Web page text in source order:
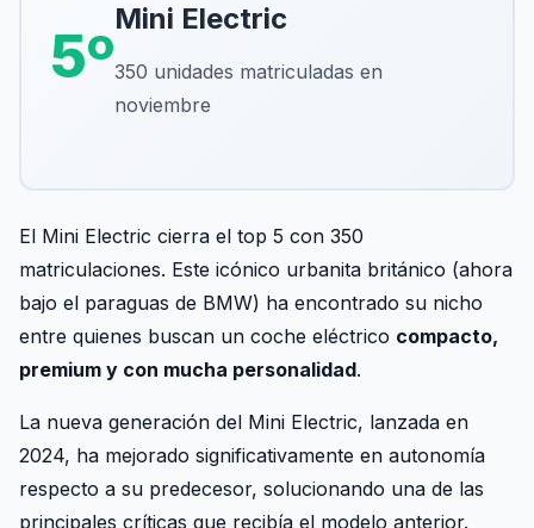
5º
Mini Electric
350 unidades matriculadas en
noviembre
El Mini Electric cierra el top 5 con 350
matriculaciones. Este icónico urbanita británico (ahora
bajo el paraguas de BMW) ha encontrado su nicho
entre quienes buscan un coche eléctrico compacto,
premium y con mucha personalidad.
La nueva generación del Mini Electric, lanzada en
2024, ha mejorado significativamente en autonomía
respecto a su predecesor, solucionando una de las
principales críticas que recibía el modelo anterior.